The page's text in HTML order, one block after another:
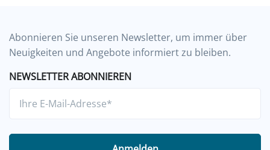
Abonnieren Sie unseren Newsletter, um immer über
Neuigkeiten und Angebote informiert zu bleiben.
NEWSLETTER ABONNIEREN